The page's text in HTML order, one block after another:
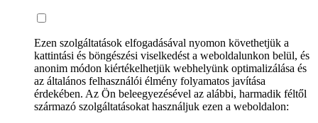
Ezen szolgáltatások elfogadásával nyomon követhetjük a
kattintási és böngészési viselkedést a weboldalunkon belül, és
anonim módon kiértékelhetjük webhelyünk optimalizálása és
az általános felhasználói élmény folyamatos javítása
érdekében. Az Ön beleegyezésével az alábbi, harmadik féltől
származó szolgáltatásokat használjuk ezen a weboldalon: